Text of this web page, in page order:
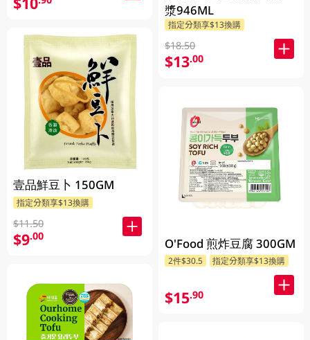
壹品鮮豆卜 150GM
指定分類享$13換購
$11.50
$9.00
漿946ML
指定分類享$13換購
$18.50
$13.00
O'Food 煎炸豆腐 300GM
2件$30.5 指定分類享$13換購
$15.90